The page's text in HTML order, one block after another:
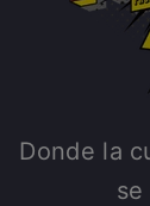
Donde la